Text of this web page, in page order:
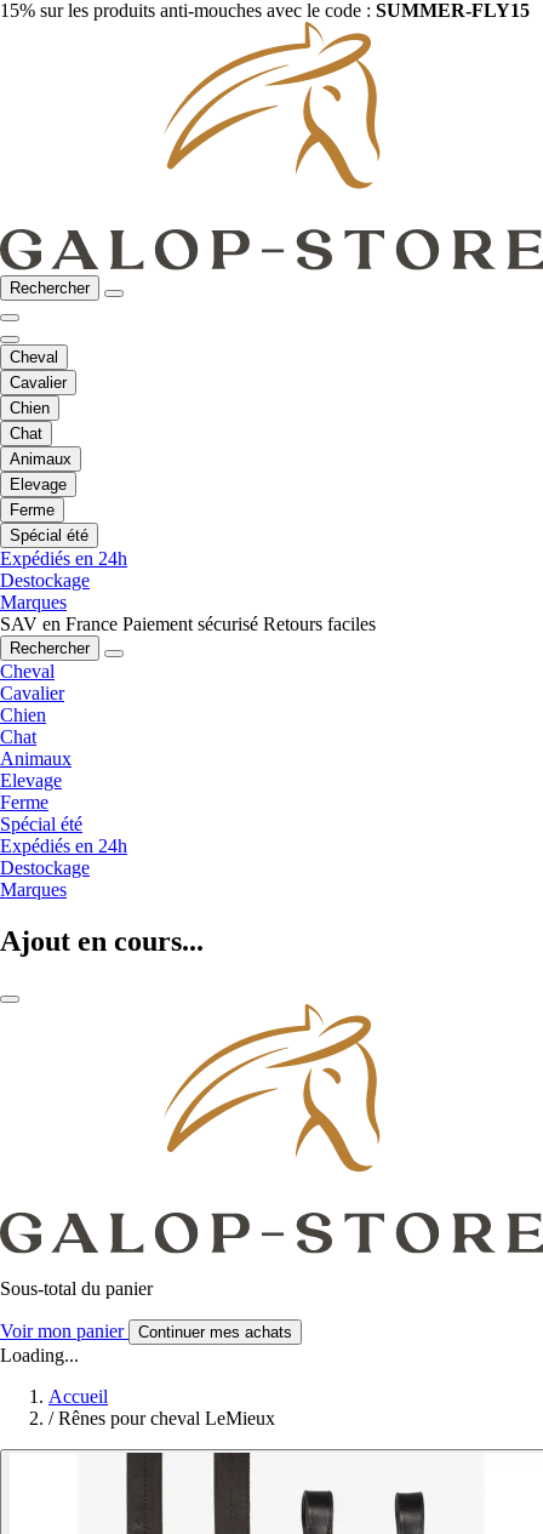
15% sur les produits anti-mouches avec le code : SUMMER-FLY15
Rechercher
Cheval
Cavalier
Chien
Chat
Animaux
Elevage
Ferme
Spécial été
Expédiés en 24h
Destockage
Marques
SAV en France Paiement sécurisé Retours faciles
Rechercher
Cheval
Cavalier
Chien
Chat
Animaux
Elevage
Ferme
Spécial été
Expédiés en 24h
Destockage
Marques
Ajout en cours...
Sous-total du panier
Voir mon panier Continuer mes achats
Loading...
Accueil
/ Rênes pour cheval LeMieux